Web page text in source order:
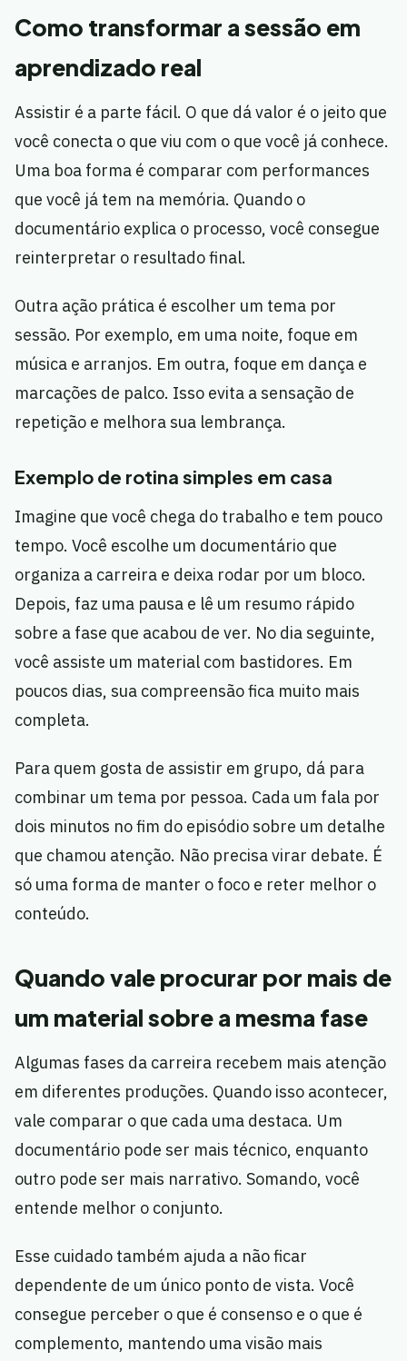
Como transformar a sessão em
aprendizado real
Assistir é a parte fácil. O que dá valor é o jeito que
você conecta o que viu com o que você já conhece.
Uma boa forma é comparar com performances
que você já tem na memória. Quando o
documentário explica o processo, você consegue
reinterpretar o resultado final.
Outra ação prática é escolher um tema por
sessão. Por exemplo, em uma noite, foque em
música e arranjos. Em outra, foque em dança e
marcações de palco. Isso evita a sensação de
repetição e melhora sua lembrança.
Exemplo de rotina simples em casa
Imagine que você chega do trabalho e tem pouco
tempo. Você escolhe um documentário que
organiza a carreira e deixa rodar por um bloco.
Depois, faz uma pausa e lê um resumo rápido
sobre a fase que acabou de ver. No dia seguinte,
você assiste um material com bastidores. Em
poucos dias, sua compreensão fica muito mais
completa.
Para quem gosta de assistir em grupo, dá para
combinar um tema por pessoa. Cada um fala por
dois minutos no fim do episódio sobre um detalhe
que chamou atenção. Não precisa virar debate. É
só uma forma de manter o foco e reter melhor o
conteúdo.
Quando vale procurar por mais de
um material sobre a mesma fase
Algumas fases da carreira recebem mais atenção
em diferentes produções. Quando isso acontecer,
vale comparar o que cada uma destaca. Um
documentário pode ser mais técnico, enquanto
outro pode ser mais narrativo. Somando, você
entende melhor o conjunto.
Esse cuidado também ajuda a não ficar
dependente de um único ponto de vista. Você
consegue perceber o que é consenso e o que é
complemento, mantendo uma visão mais